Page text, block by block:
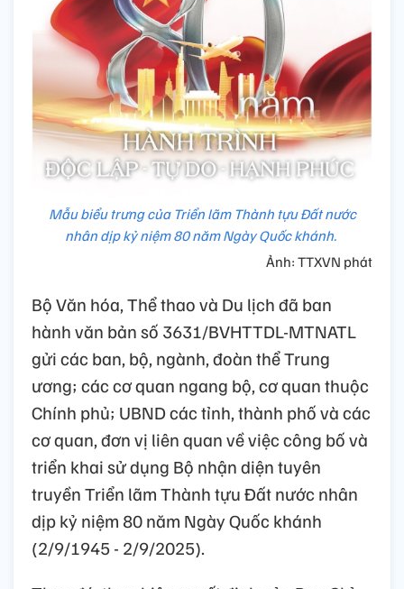
Mẫu biểu trưng của Triển lãm Thành tựu Đất nước
nhân dịp kỷ niệm 80 năm Ngày Quốc khánh.
Ảnh: TTXVN phát
Bộ Văn hóa, Thể thao và Du lịch đã ban
hành văn bản số 3631/BVHTTDL-MTNATL
gửi các ban, bộ, ngành, đoàn thể Trung
ương; các cơ quan ngang bộ, cơ quan thuộc
Chính phủ; UBND các tỉnh, thành phố và các
cơ quan, đơn vị liên quan về việc công bố và
triển khai sử dụng Bộ nhận diện tuyên
truyền Triển lãm Thành tựu Đất nước nhân
dịp kỷ niệm 80 năm Ngày Quốc khánh
(2/9/1945 - 2/9/2025).